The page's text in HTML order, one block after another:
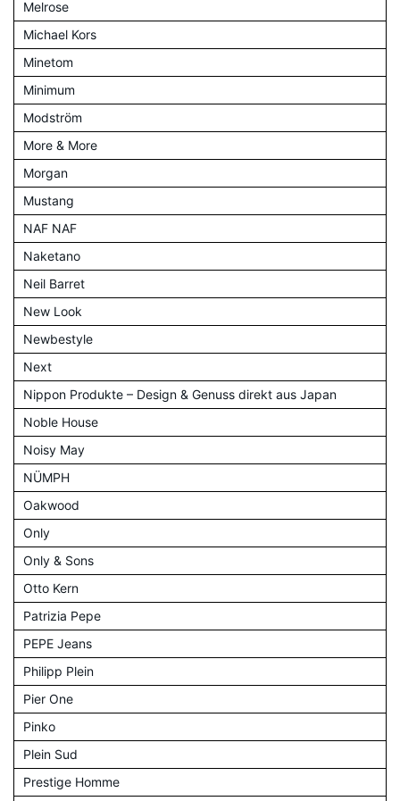
Melrose
Michael Kors
Minetom
Minimum
Modström
More & More
Morgan
Mustang
NAF NAF
Naketano
Neil Barret
New Look
Newbestyle
Next
Nippon Produkte – Design & Genuss direkt aus Japan
Noble House
Noisy May
NÜMPH
Oakwood
Only
Only & Sons
Otto Kern
Patrizia Pepe
PEPE Jeans
Philipp Plein
Pier One
Pinko
Plein Sud
Prestige Homme